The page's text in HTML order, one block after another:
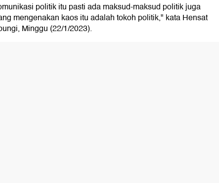
politik itu pasti ada maksud-maksud politik juga
mengenakan kaos itu adalah tokoh politik," kata Hensat
Minggu (22/1/2023).